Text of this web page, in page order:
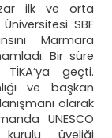
ilk ve orta
SBF
Marmara
Bir süre
geçti.
ve başkan
olarak
UNESCO